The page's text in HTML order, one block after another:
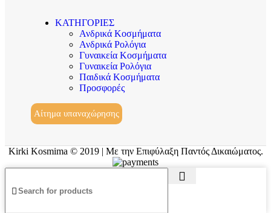
ΚΑΤΗΓΟΡΙΕΣ
Ανδρικά Κοσμήματα
Ανδρικά Ρολόγια
Γυναικεία Κοσμήματα
Γυναικεία Ρολόγια
Παιδικά Κοσμήματα
Προσφορές
Αίτημα υπαναχώρησης
Kirki Kosmima © 2019 | Με την Επιφύλαξη Παντός Δικαιώματος.